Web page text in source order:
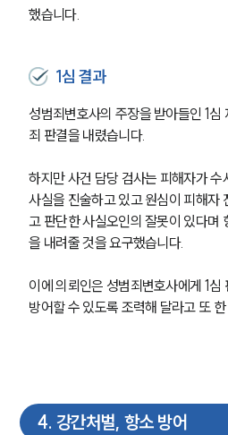
했습니다.
1심 결과
성범죄변호사의 주장을 받아들인 1
죄 판결을 내렸습니다.
하지만 사건 담당 검사는 피해자가 수
사실을 진술하고 있고 원심이 피해자
고 판단한 사실오인의 잘못이 있다며
을 내려줄 것을 요구했습니다.
이에 의뢰인은 성범죄변호사에게 1심
방어할 수 있도록 조력해 달라고 또
4. 강간처벌, 항소 방어